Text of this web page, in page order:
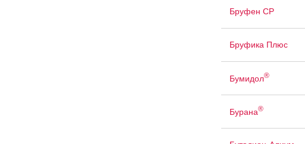
Бруфен СР
Бруфика Плюс
Бумидол®
Бурана®